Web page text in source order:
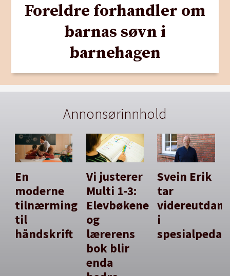
Foreldre forhandler om
barnas søvn i
barnehagen
Annonsørinnhold
En
moderne
tilnærming
til
håndskrift
Vi justerer
Multi 1-3:
Elevbøkene
og
lærerens
bok blir
enda
Svein Erik
tar
i